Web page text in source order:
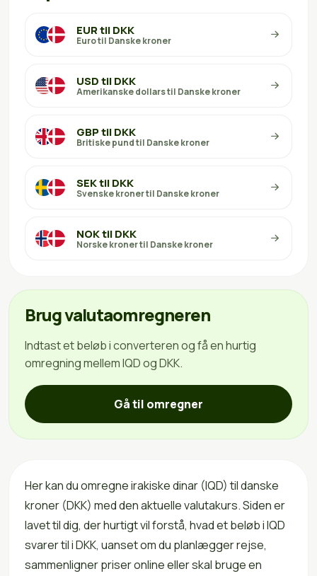
EUR til DKK
Euro til Danske kroner
USD til DKK
Amerikanske dollars til Danske kroner
GBP til DKK
Britiske pund til Danske kroner
SEK til DKK
Svenske kroner til Danske kroner
NOK til DKK
Norske kroner til Danske kroner
Brug valutaomregneren
Indtast et beløb i converteren og få en hurtig
omregning mellem IQD og DKK.
Gå til omregner
Her kan du omregne irakiske dinar (IQD) til danske
kroner (DKK) med den aktuelle valutakurs. Siden er
lavet til dig, der hurtigt vil forstå, hvad et beløb i IQD
svarer til i DKK, uanset om du planlægger rejse,
sammenligner priser online eller skal bruge en